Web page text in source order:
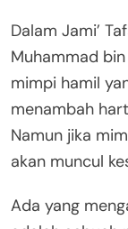
Dalam Jami’
Muhammad
mimpi hamil
menambah
Namun jika
akan muncul
Ada yang